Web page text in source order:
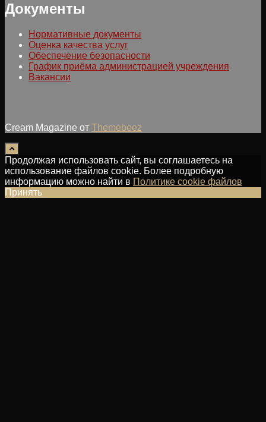
Документы
Нормативные документы
Оценка качества услуг
Обеспечение безопасности
График приёма администрацией учреждения
Вакансии
Cream Magazine от Themebeez
Продолжая использовать сайт, вы соглашаетесь на
использование файлов cookie. Более подробную
информацию можно найти в Политике cookie файлов
Принять